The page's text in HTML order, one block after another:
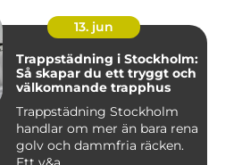
13. jun
Trappstädning i Stockholm:
Så skapar du ett tryggt och
välkomnande trapphus
Trappstädning Stockholm
handlar om mer än bara rena
golv och dammfria räcken.